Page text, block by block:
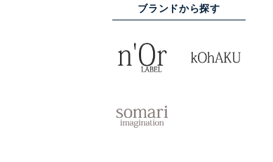
ブランドから探す